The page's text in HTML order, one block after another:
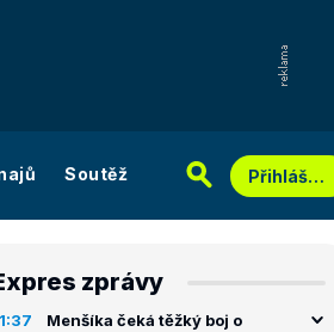
Soutěž Přihlášení
zprávy
Menšíka čeká těžký boj o